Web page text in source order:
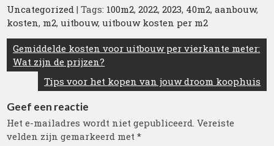
Uncategorized | Tags: 100m2,2022,2023, 40m2,aanbouw,
kosten, m2,uitbouw,uitbouw kosten per m2
Berichtnavigatie
Gemiddelde kosten voor uitbouw per vierkante meter:
Wat zijn de prijzen?
Tips voor het kopen van jouw droom koophuis
Geef een reactie
Het e-mailadres wordt niet gepubliceerd. Vereiste
velden zijn gemarkeerd met*